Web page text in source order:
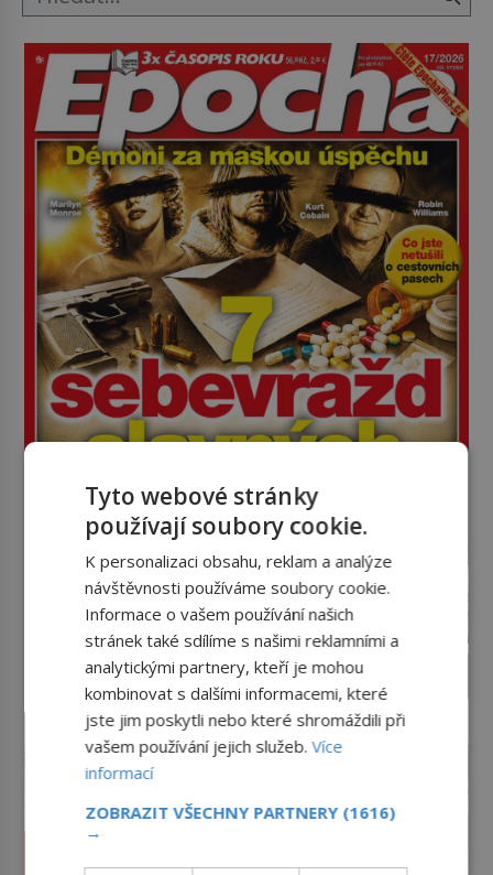
PROLISTOVAT ČASOPIS
reklama
Tyto webové stránky
používají soubory cookie.
K personalizaci obsahu, reklam a analýze
návštěvnosti používáme soubory cookie.
Informace o vašem používání našich
stránek také sdílíme s našimi reklamními a
analytickými partnery, kteří je mohou
kombinovat s dalšími informacemi, které
jste jim poskytli nebo které shromáždili při
vašem používání jejich služeb.Více
informací
ZOBRAZIT VŠECHNY PARTNERY (1616)
→